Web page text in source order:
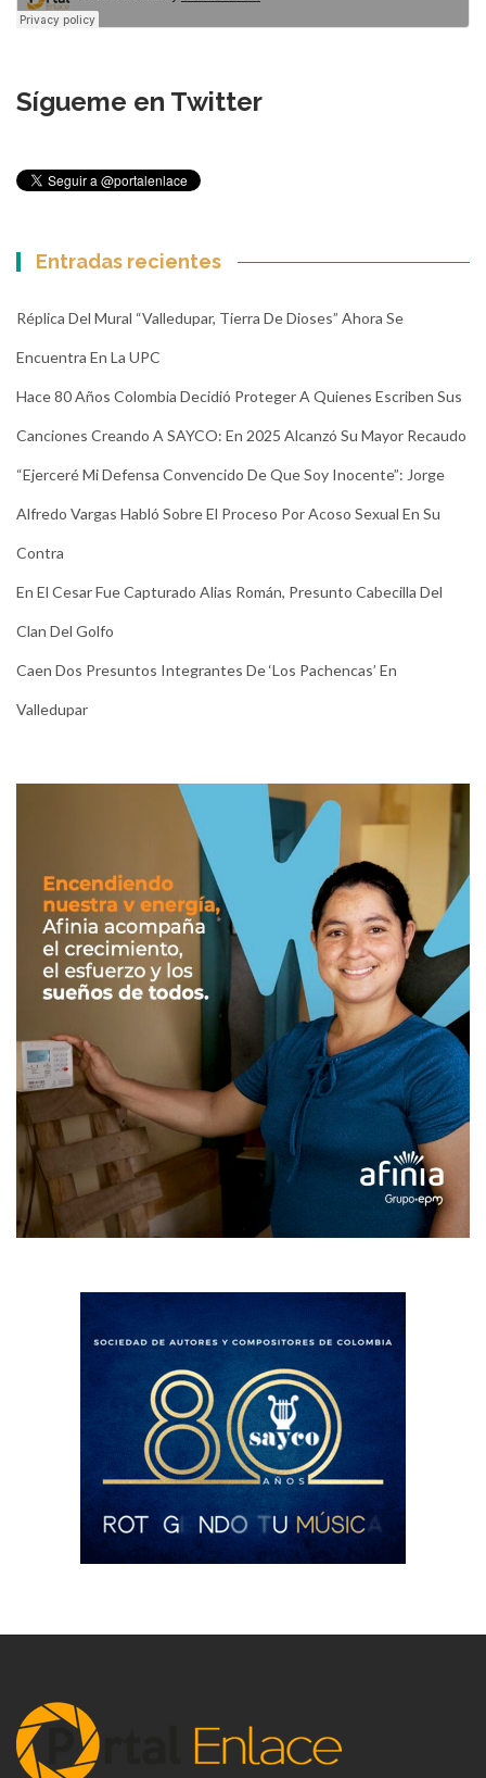
Sígueme en Twitter
Entradas recientes
Réplica Del Mural “Valledupar, Tierra De Dioses” Ahora Se
Encuentra En La UPC
Hace 80 Años Colombia Decidió Proteger A Quienes Escriben Sus
Canciones Creando A SAYCO: En 2025 Alcanzó Su Mayor Recaudo
“Ejerceré Mi Defensa Convencido De Que Soy Inocente”: Jorge
Alfredo Vargas Habló Sobre El Proceso Por Acoso Sexual En Su
Contra
En El Cesar Fue Capturado Alias Román, Presunto Cabecilla Del
Clan Del Golfo
Caen Dos Presuntos Integrantes De ‘Los Pachencas’ En
Valledupar